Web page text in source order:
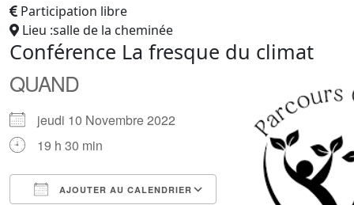
Participation libre
Lieu :salle de la cheminée
Conférence La fresque du climat
QUAND
jeudi 10 Novembre 2022
19 h 30 min
AJOUTER AU CALENDRIER